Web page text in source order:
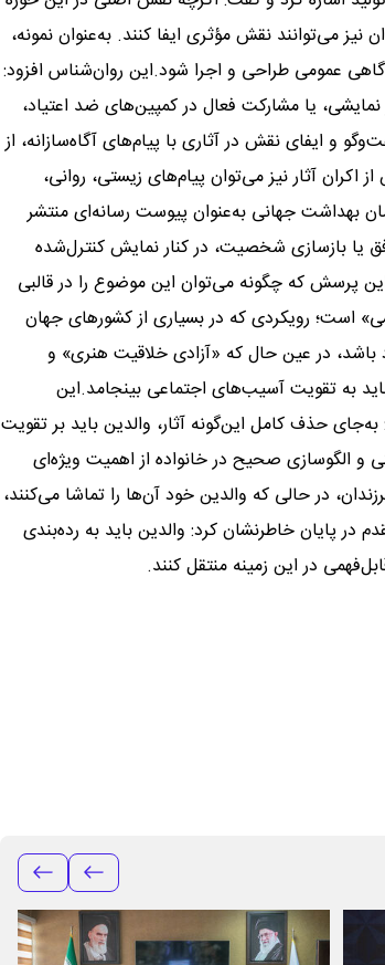
می‌توانند نقش مؤثری ایفا کنند. به‌عنوان نمونه،
عمومی طراحی و اجرا شود.این روان‌شناس افزود:
نمایشی، یا مشارکت فعال در کمپین‌های ضد اعتیاد،
و ایفای نقش در آثاری با پیام‌های آگاه‌سازانه، از
آثار نیز می‌توان پیام‌های زیستی، روانی،
بهداشت جهانی به‌عنوان پیوست رسانه‌ای منتشر
یا بازسازی شخصیت، در کنار نمایش کنترل‌شده
که چگونه می‌توان این موضوع را در قالبی
است؛ رویکردی که در بسیاری از کشورهای جهان
در عین حال که «آزادی خلاقیت هنری» و
به تقویت آسیب‌های اجتماعی بینجامد.این
حذف کامل این‌گونه آثار، والدین باید بر تقویت
و الگوسازی صحیح در خانواده از اهمیت ویژه‌ای
در حالی که والدین خود آن‌ها را تماشا می‌کنند،
پایان خاطرنشان کرد: والدین باید به رده‌بندی
در این زمینه منتقل کنند.